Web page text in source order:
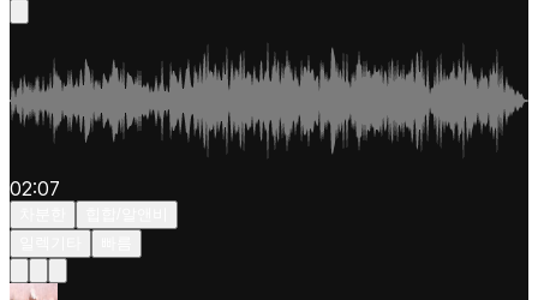
02:07